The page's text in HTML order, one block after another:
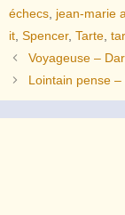
échecs jean-marie
it Spencer, Tarte
Voyageuse –
Lointain pense